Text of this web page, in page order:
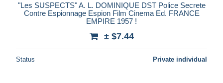
"Les SUSPECTS" A. L. DOMINIQUE DST Police Secrete
Contre Espionnage Espion Film Cinema Ed. FRANCE
EMPIRE 1957 !
± $7.44
Status Private individual